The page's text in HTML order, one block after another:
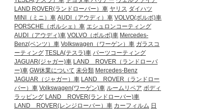
LAND ROVER(ランドローバー）車 ヤリス ダイハツ
MINI（ミニ）車 AUDI（アウディ）車 VOLVO(ボルボ)車
PORSCHE（ポルシェ）車 エシュロンコーティング
AUDI（アウディ)車 VOLVO（ボルボ)車 Mercedes-
Benz(ベンツ）車 Volkswagen（ワーゲン）車 ガラスコ
ーティング TESLA(テスラ)車 パーツコーティング
JAGUAR(ジャガー)車 LAND ROVER（ランドローバ
ー)車 GW休業について 未分類 Mercedes-Benz
JAGUAR（ジャガー）車 LAND ROVER（ランドロー
バー）車 Volkswagen(ワーゲン)車 ルームリペア ボディ
ラッピング LAND ROVER(ランドローバー)車
LAND ROVER(レンジローバー）車 カーフィルム 日